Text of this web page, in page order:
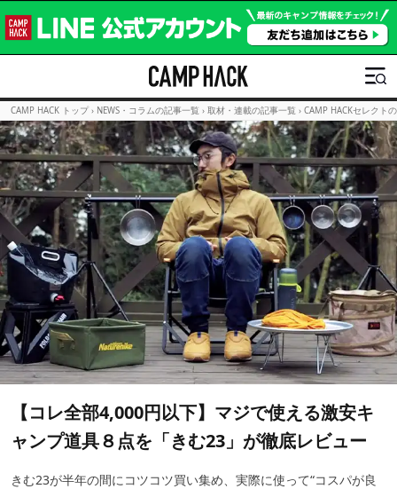
CAMP HACK トップ › NEWS・コラムの記事一覧 › 取材・連載の記事一覧 › CAMP HACKセレクト
【コレ全部4,000円以下】マジで使える激安キ
ャンプ道具８点を「きむ23」が徹底レビュー
きむ23が半年の間にコツコツ買い集め、実際に使って“コスパが良